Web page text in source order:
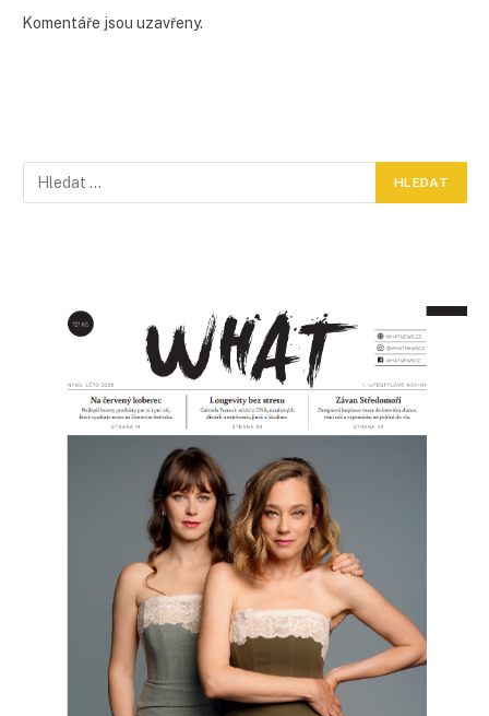
Komentáře jsou uzavřeny.